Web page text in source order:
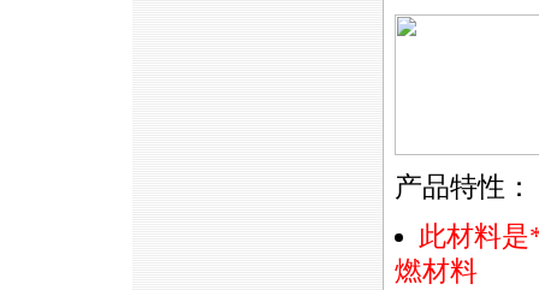
产品特性：
此材料是
燃材料